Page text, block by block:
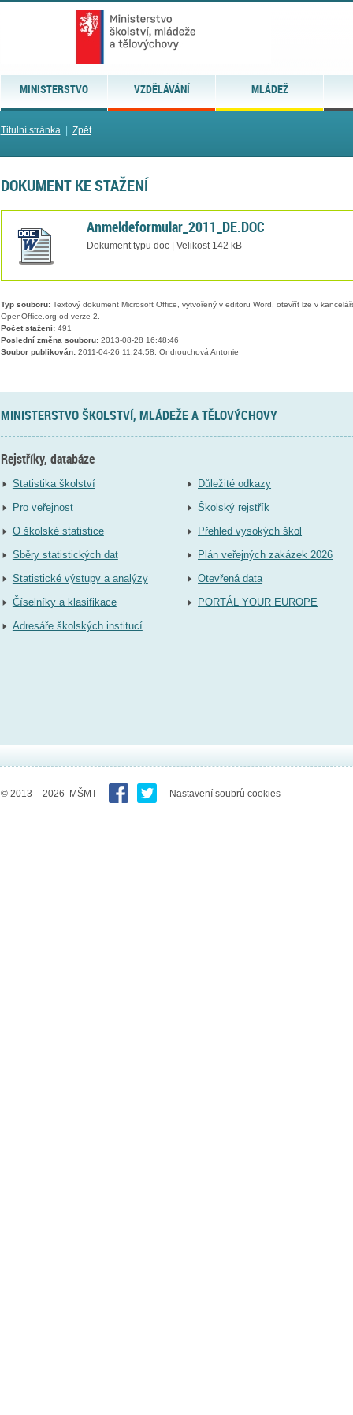
MINISTERSTVO VZDĚLÁVÁNÍ MLÁDEŽ
Titulní stránka| Zpět
DOKUMENT KE STAŽENÍ
Anmeldeformular_2011_DE.DOC
Dokument typu doc | Velikost 142 kB
Typ souboru:Textový dokument Microsoft Office, vytvořený v editoru Word, otevřít lze v
OpenOffice.org od verze 2.
Počet stažení:491
Poslední změna souboru:2013-08-28 16:48:46
Soubor publikován:2011-04-26 11:24:58, Ondrouchová Antonie
MINISTERSTVO ŠKOLSTVÍ, MLÁDEŽE A TĚLOVÝCHOVY
Rejstříky, databáze
Statistika školství
Pro veřejnost
O školské statistice
Sběry statistických dat
Statistické výstupy a analýzy
Číselníky a klasifikace
Adresáře školských institucí
Důležité odkazy
Školský rejstřík
Přehled vysokých škol
Plán veřejných zakázek 2026
Otevřená data
PORTÁL YOUR EUROPE
© 2013 – 2026 MŠMT Nastavení soubrů cookies